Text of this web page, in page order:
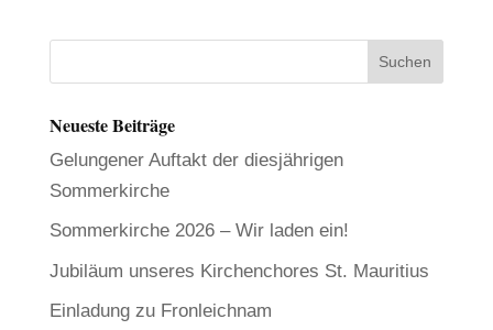
Neueste Beiträge
Gelungener Auftakt der diesjährigen
Sommerkirche
Sommerkirche 2026 – Wir laden ein!
Jubiläum unseres Kirchenchores St. Mauritius
Einladung zu Fronleichnam